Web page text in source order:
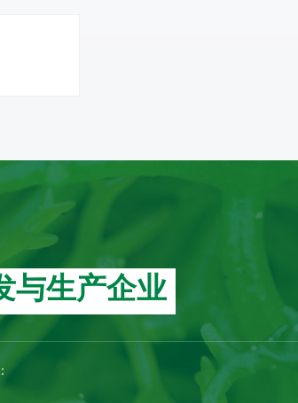
与生产企业